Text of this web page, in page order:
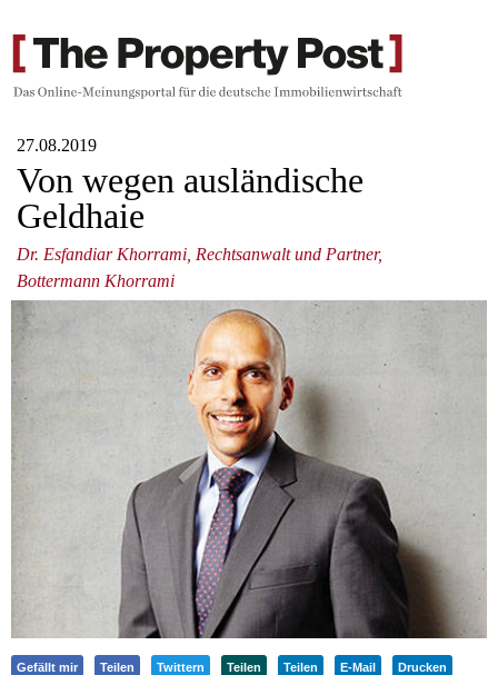
27.08.2019
Von wegen ausländische
Geldhaie
Dr. Esfandiar Khorrami, Rechtsanwalt und Partner,
Bottermann Khorrami
Gefällt mir Teilen Twittern Teilen Teilen E-Mail Drucken